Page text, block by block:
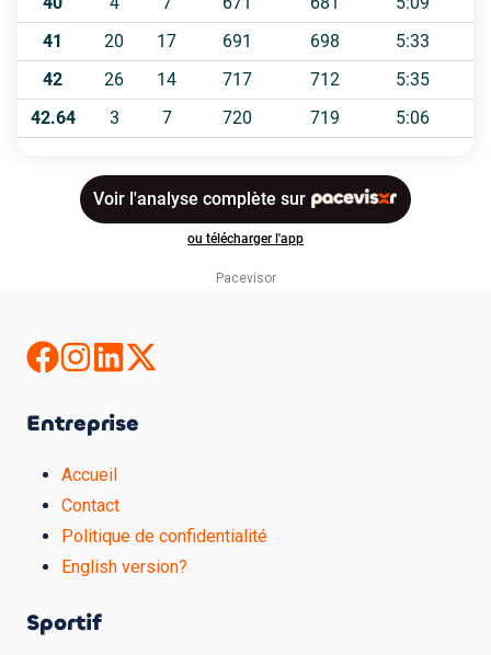
Pacevisor
Entreprise
Accueil
Contact
Politique de confidentialité
English version?
Sportif